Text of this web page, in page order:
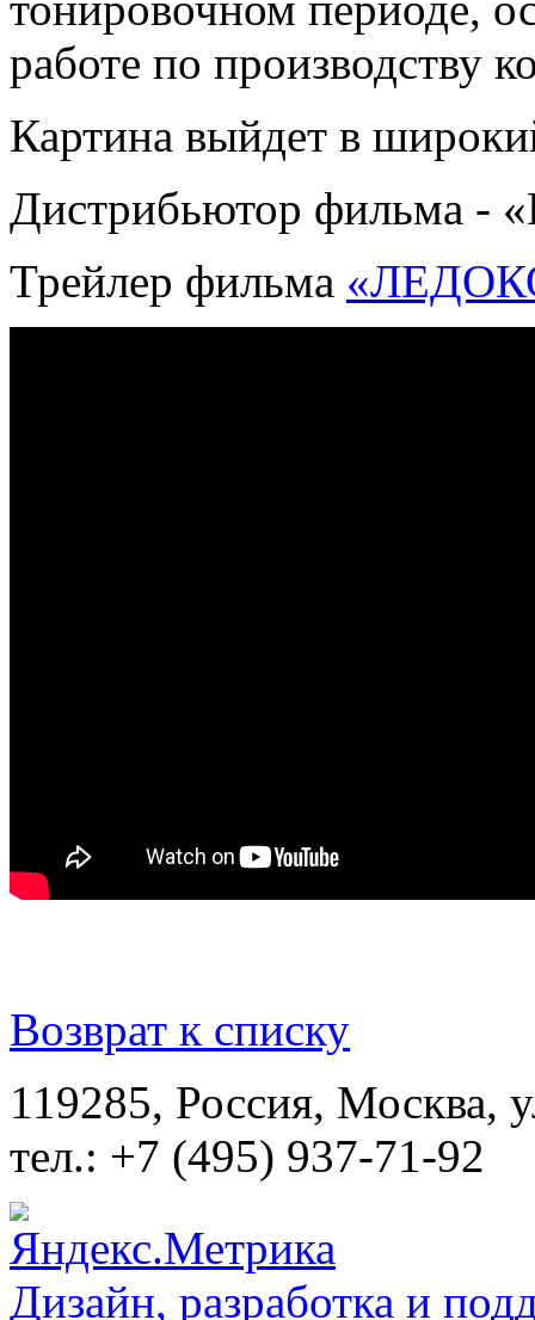
работе по производству
Картина выйдет в
Дистрибьютор фильма -
Трейлер фильма
Возврат к списку
119285, Россия, Москва,
тел.: +7 (495) 937-71-92
Дизайн, разработка и